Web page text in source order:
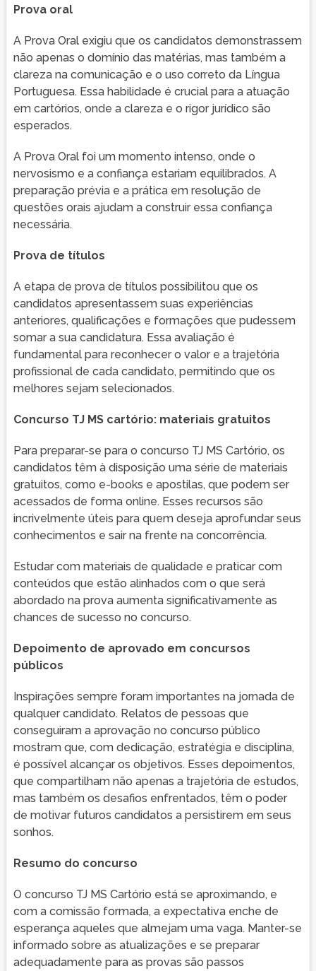
Prova oral
A Prova Oral exigiu que os candidatos demonstrassem
não apenas o domínio das matérias, mas também a
clareza na comunicação e o uso correto da Língua
Portuguesa. Essa habilidade é crucial para a atuação
em cartórios, onde a clareza e o rigor jurídico são
esperados.
A Prova Oral foi um momento intenso, onde o
nervosismo e a confiança estariam equilibrados. A
preparação prévia e a prática em resolução de
questões orais ajudam a construir essa confiança
necessária.
Prova de títulos
A etapa de prova de títulos possibilitou que os
candidatos apresentassem suas experiências
anteriores, qualificações e formações que pudessem
somar a sua candidatura. Essa avaliação é
fundamental para reconhecer o valor e a trajetória
profissional de cada candidato, permitindo que os
melhores sejam selecionados.
Concurso TJ MS cartório: materiais gratuitos
Para preparar-se para o concurso TJ MS Cartório, os
candidatos têm à disposição uma série de materiais
gratuitos, como e-books e apostilas, que podem ser
acessados de forma online. Esses recursos são
incrivelmente úteis para quem deseja aprofundar seus
conhecimentos e sair na frente na concorrência.
Estudar com materiais de qualidade e praticar com
conteúdos que estão alinhados com o que será
abordado na prova aumenta significativamente as
chances de sucesso no concurso.
Depoimento de aprovado em concursos
públicos
Inspirações sempre foram importantes na jornada de
qualquer candidato. Relatos de pessoas que
conseguiram a aprovação no concurso público
mostram que, com dedicação, estratégia e disciplina,
é possível alcançar os objetivos. Esses depoimentos,
que compartilham não apenas a trajetória de estudos,
mas também os desafios enfrentados, têm o poder
de motivar futuros candidatos a persistirem em seus
sonhos.
Resumo do concurso
O concurso TJ MS Cartório está se aproximando, e
com a comissão formada, a expectativa enche de
esperança aqueles que almejam uma vaga. Manter-se
informado sobre as atualizações e se preparar
adequadamente para as provas são passos